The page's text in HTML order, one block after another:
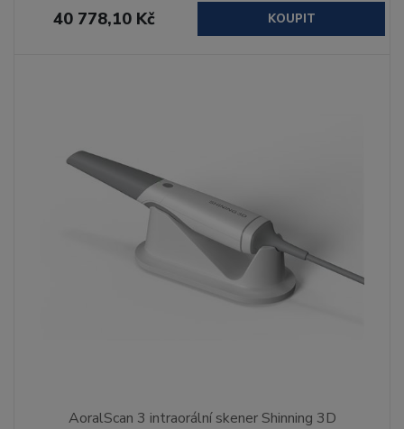
40 778,10 Kč KOUPIT
AoralScan 3 intraorální skener Shinning 3D